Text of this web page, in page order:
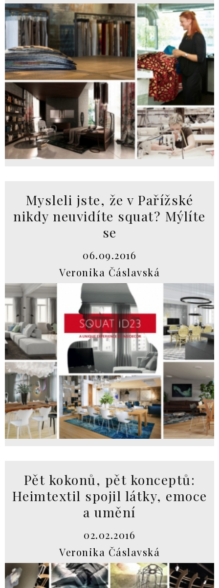
Mysleli jste, že v Pařížské
nikdy neuvidíte squat? Mýlíte
se
06.09.2016
Veronika Čáslavská
Pět kokonů, pět konceptů:
Heimtextil spojil látky, emoce
a umění
02.02.2016
Veronika Čáslavská